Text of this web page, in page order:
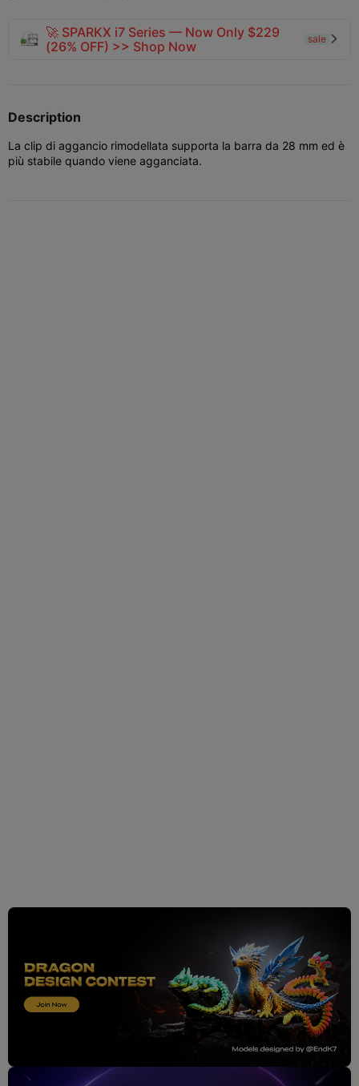
🚀 SPARKX i7 Series — Now Only $229
(26% OFF) >> Shop Now
sale 
Description
La clip di aggancio rimodellata supporta la barra da 28 mm ed è
più stabile quando viene agganciata.